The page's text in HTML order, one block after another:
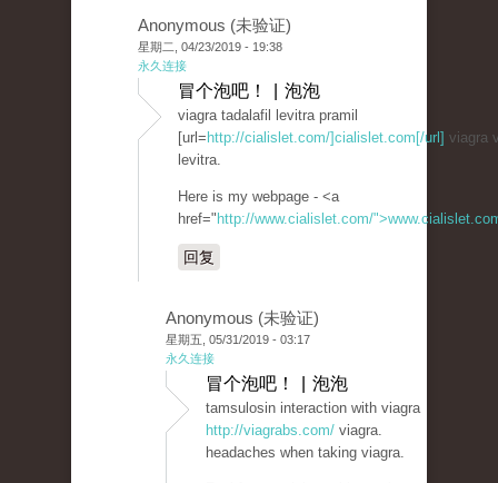
Anonymous (未验证)
星期二, 04/23/2019 - 19:38
永久连接
冒个泡吧！ | 泡泡
viagra tadalafil levitra pramil
[url= http://cialislet.com/]cialislet.com[/url] viagra
levitra.
Here is my webpage - <a
href=" http://www.cialislet.com/
回复
Anonymous (未验证)
星期五, 05/31/2019 - 03:17
永久连接
冒个泡吧！ | 泡泡
tamsulosin interaction with viagra
http://viagrabs.com/ viagra.
headaches when taking viagra.